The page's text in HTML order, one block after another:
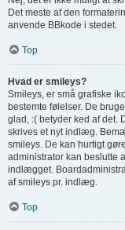
Det meste af den
anvende BBkode i stedet.
Top
Hvad er smileys?
Smileys, er små grafiske
bestemte følelser. De
glad, :( betyder ked af det.
skrives et nyt indlæg.
smileys. De kan hurtigt
administrator kan beslutte
indlægget.
af smileys pr. indlæg.
Top